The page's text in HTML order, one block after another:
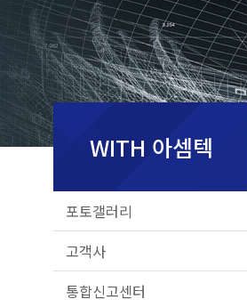
WITH 아셈텍
포토갤러리
고객사
통합신고센터